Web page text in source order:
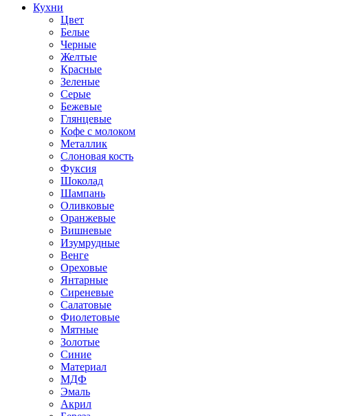
Кухни
Цвет
Белые
Черные
Желтые
Красные
Зеленые
Серые
Бежевые
Глянцевые
Кофе с молоком
Металлик
Слоновая кость
Фуксия
Шоколад
Шампань
Оливковые
Оранжевые
Вишневые
Изумрудные
Венге
Ореховые
Янтарные
Сиреневые
Салатовые
Фиолетовые
Мятные
Золотые
Синие
Материал
МДФ
Эмаль
Акрил